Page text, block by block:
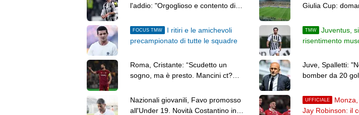
l'addio: "Orgoglioso e contento di
Giulia Cup:
FOCUS TMW
I ritiri e le amichevoli
precampionato di tutte le squadre
TMW
Juventus,
risentimento
Roma, Cristante: “Scudetto un
sogno, ma è presto. Mancini ct?
Juve, Spalletti:
bomber da 20
Nazionali giovanili, Favo promosso
all'Under 19. Novità Costantino in
UFFICIALE
Jay Robinson: il